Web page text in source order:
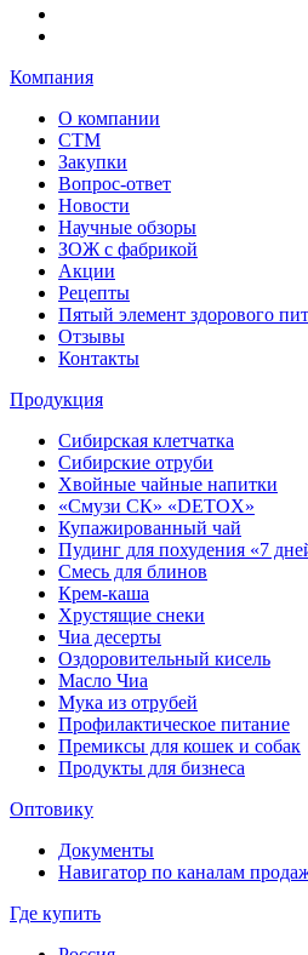
Компания
О компании
СТМ
Закупки
Вопрос-ответ
Новости
Научные обзоры
ЗОЖ с фабрикой
Акции
Рецепты
Пятый элемент здорового
Отзывы
Контакты
Продукция
Сибирская клетчатка
Сибирские отруби
Хвойные чайные напитки
«Смузи СК» «DETOX»
Купажированный чай
Пудинг для похудения «7
Смесь для блинов
Крем-каша
Хрустящие снеки
Чиа десерты
Оздоровительный кисель
Масло Чиа
Мука из отрубей
Профилактическое питание
Премиксы для кошек и собак
Продукты для бизнеса
Оптовику
Документы
Навигатор по каналам
Где купить